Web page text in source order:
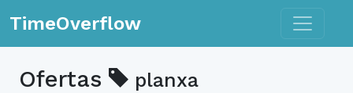
TimeOverflow Toggle
Ofertas planxa